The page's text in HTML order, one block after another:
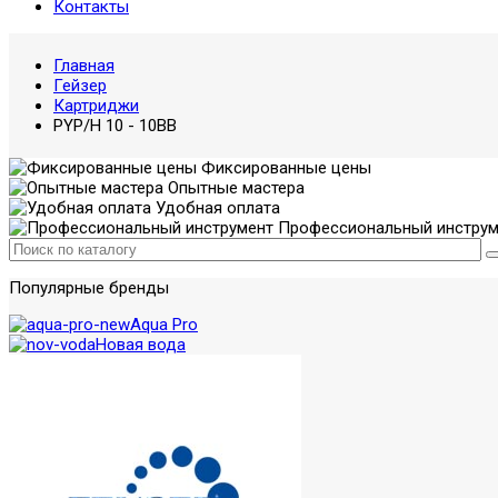
Контакты
Главная
Гейзер
Картриджи
PYP/H 10 - 10BB
Фиксированные цены
Опытные мастера
Удобная оплата
Профессиональный
Популярные бренды
Aqua Pro
Новая вода